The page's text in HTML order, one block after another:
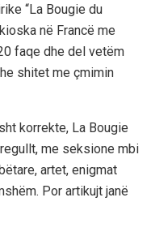
“La Bougie du
në Francë me
faqe dhe del vetëm
shitet me çmimin
korrekte, La Bougie
me seksione mbi
artet, enigmat
Por artikujt janë